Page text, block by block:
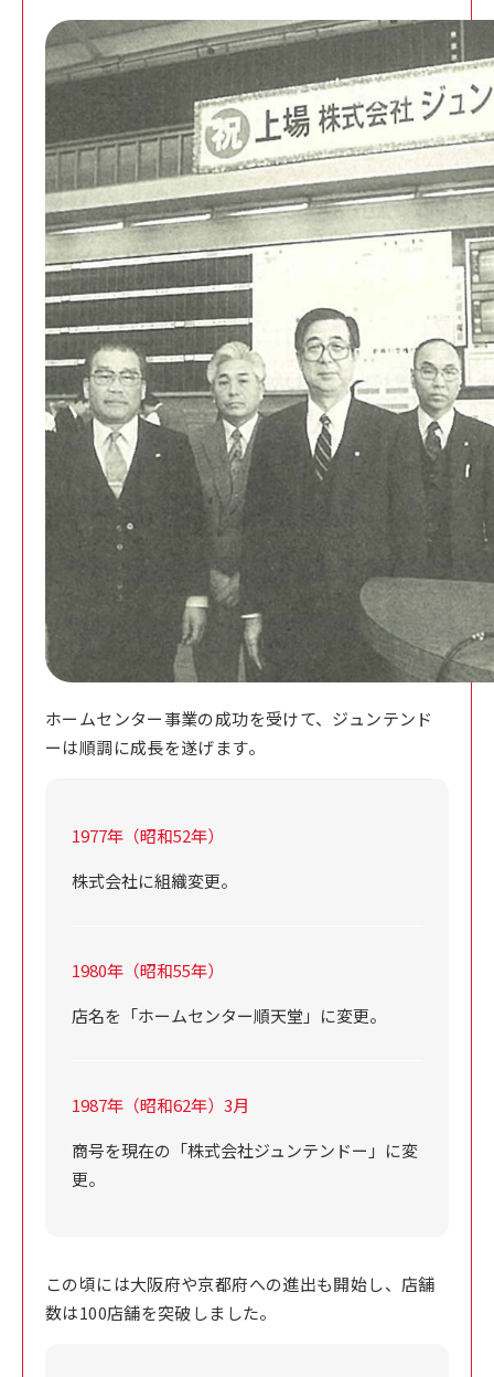
ホームセンター事業の成功を受けて、ジュンテンド
ーは順調に成長を遂げます。
1977年（昭和52年）
株式会社に組織変更。
1980年（昭和55年）
店名を「ホームセンター順天堂」に変更。
1987年（昭和62年）3月
商号を現在の「株式会社ジュンテンドー」に変
更。
この頃には大阪府や京都府への進出も開始し、店舗
数は100店舗を突破しました。